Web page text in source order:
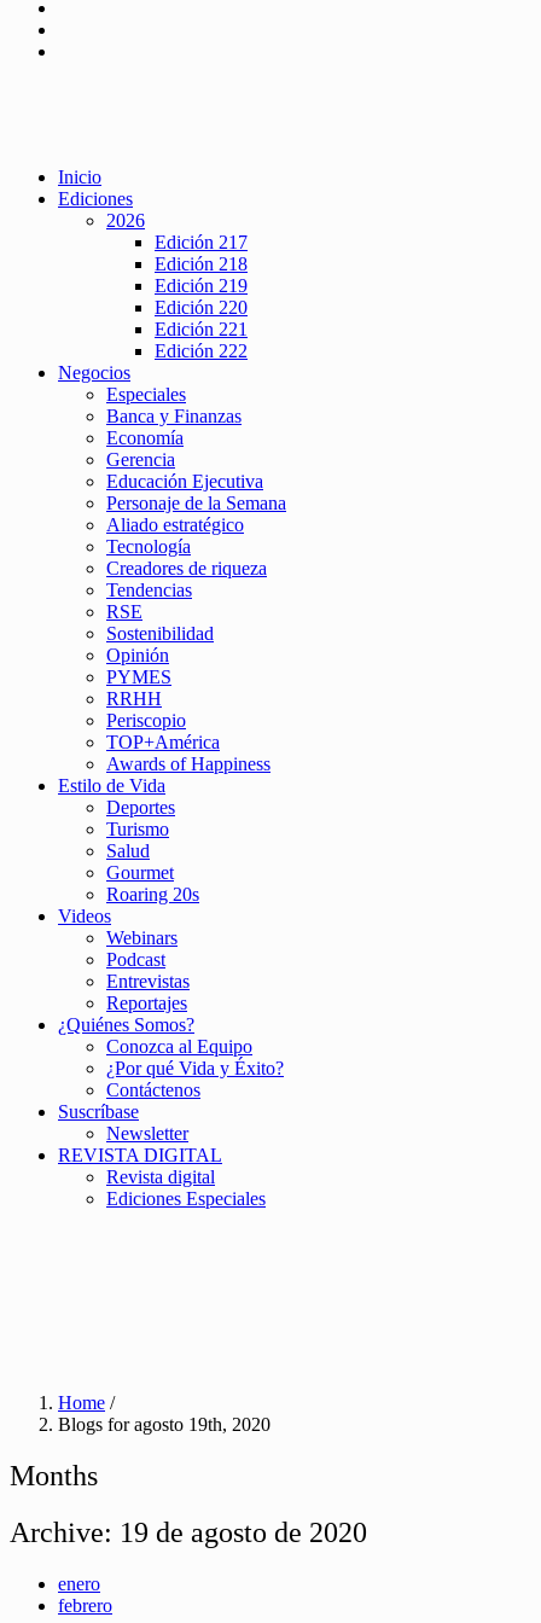
Inicio
Ediciones
2026
Edición 217
Edición 218
Edición 219
Edición 220
Edición 221
Edición 222
Negocios
Especiales
Banca y Finanzas
Economía
Gerencia
Educación Ejecutiva
Personaje de la Semana
Aliado estratégico
Tecnología
Creadores de riqueza
Tendencias
RSE
Sostenibilidad
Opinión
PYMES
RRHH
Periscopio
TOP+América
Awards of Happiness
Estilo de Vida
Deportes
Turismo
Salud
Gourmet
Roaring 20s
Videos
Webinars
Podcast
Entrevistas
Reportajes
¿Quiénes Somos?
Conozca al Equipo
¿Por qué Vida y Éxito?
Contáctenos
Suscríbase
Newsletter
REVISTA DIGITAL
Revista digital
Ediciones Especiales
Home /
Blogs for agosto 19th, 2020
Months
Archive: 19 de agosto de 2020
enero
febrero